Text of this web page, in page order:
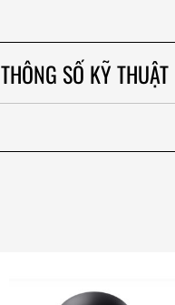
THÔNG SỐ KỸ THUẬT